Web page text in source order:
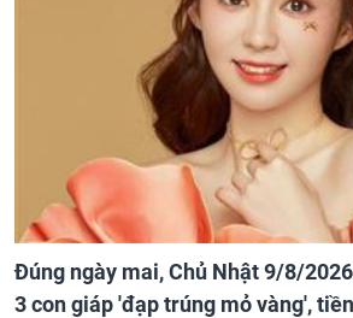
Đúng ngày mai, Chủ Nhật 9/8/
3 con giáp 'đạp trúng mỏ vàng',